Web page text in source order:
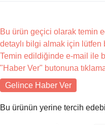
Bu ürün geçici olarak temin
detaylı bilgi almak için lütfen
Temin edildiğinde e-mail ile
"Haber Ver" butonuna
Gelince Haber Ver
Bu ürünün yerine tercih